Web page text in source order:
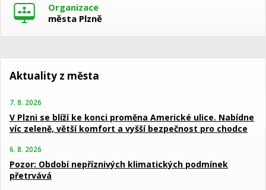
Organizace
města Plzně
Aktuality z města
7. 8. 2026
V Plzni se blíží ke konci proměna Americké ulice. Nabídne
víc zeleně, větší komfort a vyšší bezpečnost pro chodce
6. 8. 2026
Pozor: Období nepříznivých klimatických podmínek
přetrvává